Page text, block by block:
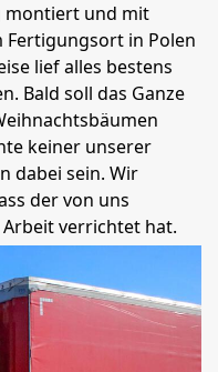
montiert und mit
Fertigungsort in Polen
lief alles bestens
Bald soll das Ganze
keiner unserer
dabei sein. Wir
der von uns
verrichtet hat.